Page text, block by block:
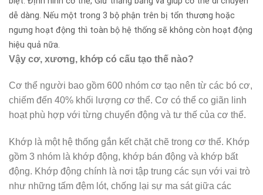
dễ dàng. Nếu một trong 3 bộ phận trên bị tổn thương hoặc
ngưng hoạt động thì toàn bộ hệ thống sẽ không còn hoạt động
hiệu quả nữa.
Vậy cơ, xương, khớp có cấu tạo thế nào?
Cơ thể người bao gồm 600 nhóm cơ tạo nên từ các bó cơ,
chiếm đến 40% khối lượng cơ thể. Cơ có thể co giãn linh
hoạt phù hợp với từng chuyển động và tư thế của cơ thể.
Khớp là một hệ thống gắn kết chặt chẽ trong cơ thể. Khớp
gồm 3 nhóm là khớp động, khớp bán động và khớp bất
động. Khớp động chính là nơi tập trung các sụn với vai trò
như những tấm đệm lót, chống lại sự ma sát giữa các